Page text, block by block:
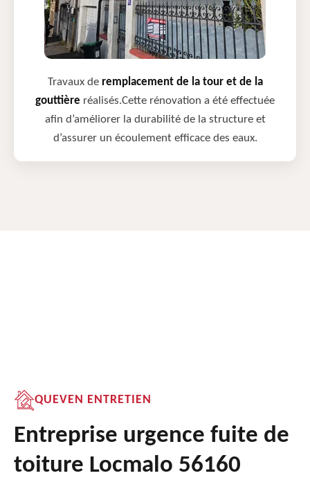
Travaux de remplacement de la tour et de la
gouttière réalisés.Cette rénovation a été effectuée
afin d’améliorer la durabilité de la structure et
d’assurer un écoulement efficace des eaux.
QUEVEN ENTRETIEN
Entreprise urgence fuite de
toiture Locmalo 56160